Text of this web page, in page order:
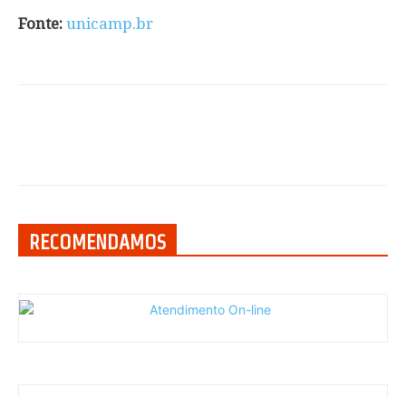
Fonte: unicamp.br
RECOMENDAMOS